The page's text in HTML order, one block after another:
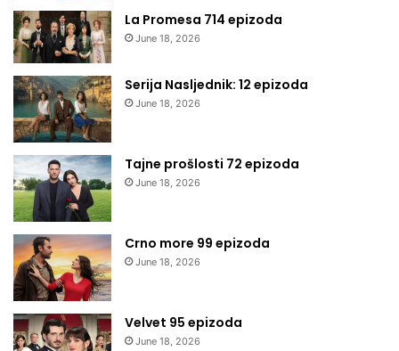
La Promesa 714 epizoda
June 18, 2026
Serija Nasljednik: 12 epizoda
June 18, 2026
Tajne prošlosti 72 epizoda
June 18, 2026
Crno more 99 epizoda
June 18, 2026
Velvet 95 epizoda
June 18, 2026